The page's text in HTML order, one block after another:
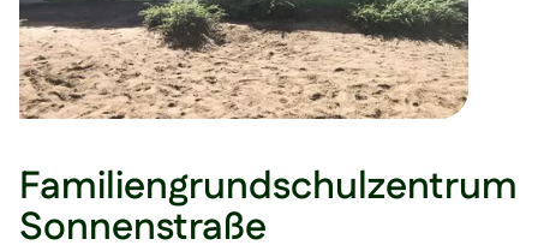
Familiengrundschulzentrum
Sonnenstraße